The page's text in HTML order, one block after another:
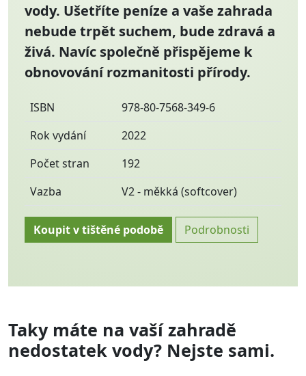
vody. Ušetříte peníze a vaše zahrada
nebude trpět suchem, bude zdravá a
živá. Navíc společně přispějeme k
obnovování rozmanitosti přírody.
ISBN
978-80-7568-349-6
Rok vydání
2022
Počet stran
192
Vazba
V2 - měkká (softcover)
Koupit v tištěné podobě Podrobnosti
Taky máte na vaší zahradě
nedostatek vody? Nejste sami.